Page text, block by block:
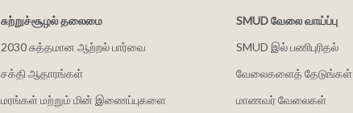
சுற்றுச்சூழல் தலைமை
2030 சுத்தமான ஆற்றல் பார்வை
சக்தி ஆதாரங்கள்
மரங்கள் மற்றும் மின் இணைப்புகளை
SMUD வேலை வாய்ப்பு
SMUD இல் பணிபுரிதல்
வேலைகளைத் தேடுங்கள்
மாணவர் வேலைகள்